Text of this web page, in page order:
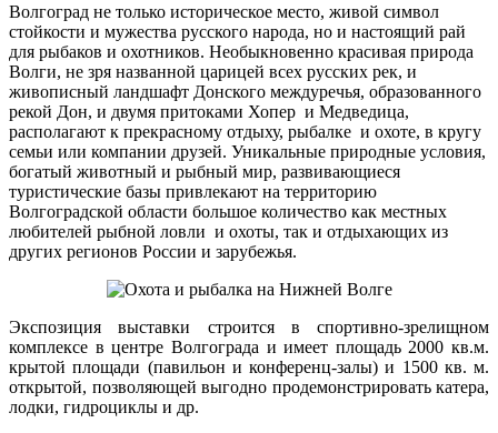
Волгоград не только историческое место, живой символ
стойкости и мужества русского народа, но и настоящий рай
для рыбаков и охотников. Необыкновенно красивая природа
Волги, не зря названной царицей всех русских рек, и
живописный ландшафт Донского междуречья, образованного
рекой Дон, и двумя притоками Хопер и Медведица,
располагают к прекрасному отдыху, рыбалке и охоте, в кругу
семьи или компании друзей. Уникальные природные условия,
богатый животный и рыбный мир, развивающиеся
туристические базы привлекают на территорию
Волгоградской области большое количество как местных
любителей рыбной ловли и охоты, так и отдыхающих из
других регионов России и зарубежья.
Экспозиция выставки строится в спортивно-зрелищном
комплексе в центре Волгограда и имеет площадь 2000 кв.м.
крытой площади (павильон и конференц-залы) и 1500 кв. м.
открытой, позволяющей выгодно продемонстрировать катера,
лодки, гидроциклы и др.